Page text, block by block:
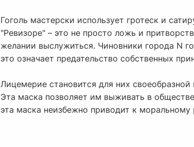
Гоголь мастерски использует гротеск и
"Ревизоре" – это не просто ложь и
желании выслужиться. Чиновники города N
это означает предательство собственных
Лицемерие становится для них
Эта маска позволяет им выживать в
эта маска неизбежно приводит к